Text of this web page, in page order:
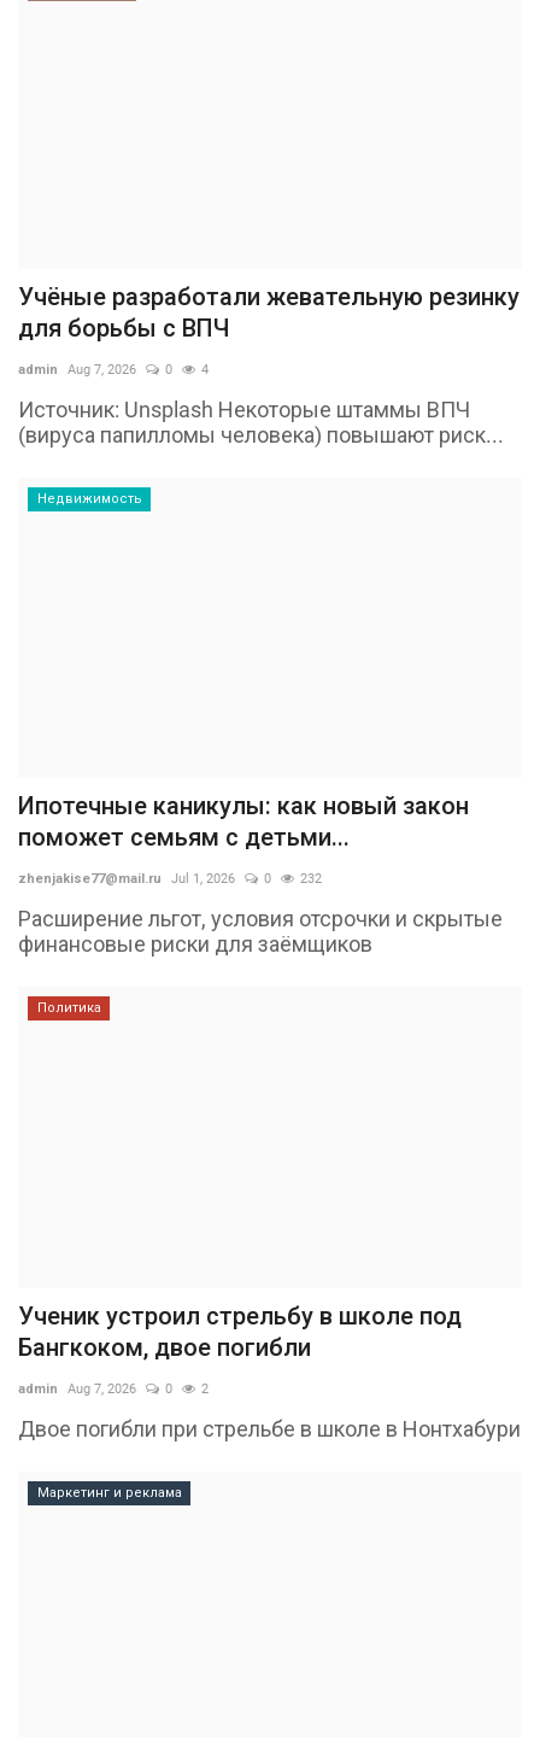
Учёные разработали жевательную резинку
для борьбы с ВПЧ
admin Aug 7, 2026 0 4
Источник: Unsplash Некоторые штаммы ВПЧ
(вируса папилломы человека) повышают риск...
Недвижимость
Ипотечные каникулы: как новый закон
поможет семьям с детьми...
zhenjakise77@mail.ru Jul 1, 2026 0 232
Расширение льгот, условия отсрочки и скрытые
финансовые риски для заёмщиков
Политика
Ученик устроил стрельбу в школе под
Бангкоком, двое погибли
admin Aug 7, 2026 0 2
Двое погибли при стрельбе в школе в Нонтхабури
Маркетинг и реклама